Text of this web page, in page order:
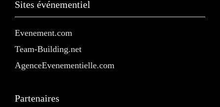
Sites événementiel
Evenement.com
Team-Building.net
AgenceEvenementielle.com
Partenaires